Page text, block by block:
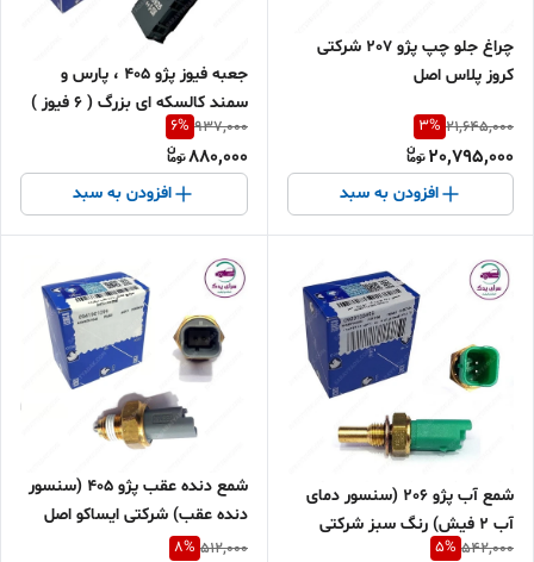
چراغ جلو چپ پژو 207 شرکتی
کروز پلاس اصل
21,645,000
3%
20,795,000
افزودن به سبد
جعبه فیوز پژو 405 ، پارس و
سمند کالسکه ای بزرگ ( 6 فیوز )
شرکتی ایساکو اصل 2080201399
937,000
6%
880,000
افزودن به سبد
شمع آب پژو 206 (سنسور دمای
آب 2 فیش) رنگ سبز شرکتی
ایساکو اصل 0920103499
542,000
5%
شمع دنده عقب پژو 405 (سنسور
دنده عقب) شرکتی ایساکو اصل
0941901099
512,000
8%